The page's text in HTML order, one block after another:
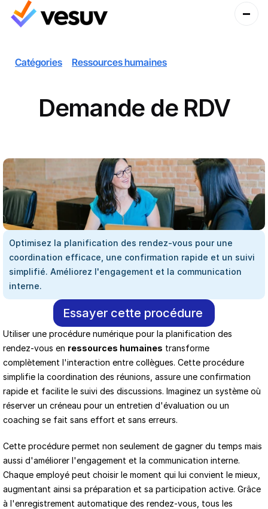
Catégories Ressources humaines
Demande de RDV
Optimisez la planification des rendez-vous pour une
coordination efficace, une confirmation rapide et un suivi
simplifié. Améliorez l'engagement et la communication
interne.
Essayer cette procédure
Utiliser une procédure numérique pour la planification des
rendez-vous en ressources humaines transforme
complètement l'interaction entre collègues. Cette procédure
simplifie la coordination des réunions, assure une confirmation
rapide et facilite le suivi des discussions. Imaginez un système où
réserver un créneau pour un entretien d'évaluation ou un
coaching se fait sans effort et sans erreurs.
Cette procédure permet non seulement de gagner du temps mais
aussi d'améliorer l'engagement et la communication interne.
Chaque employé peut choisir le moment qui lui convient le mieux,
augmentant ainsi sa préparation et sa participation active. Grâce
à l'enregistrement automatique des rendez-vous, tous les